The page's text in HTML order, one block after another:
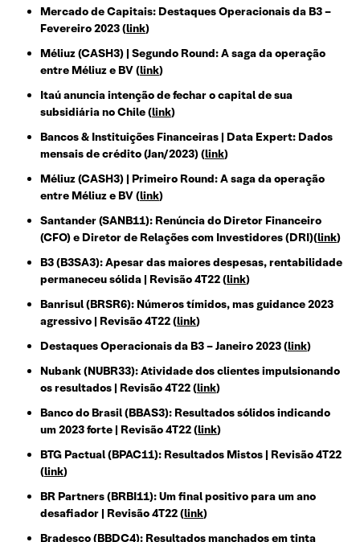
Mercado de Capitais: Destaques Operacionais da B3 –
Fevereiro 2023 (link)
Méliuz (CASH3) | Segundo Round: A saga da operação
entre Méliuz e BV (link)
Itaú anuncia intenção de fechar o capital de sua
subsidiária no Chile (link)
Bancos & Instituições Financeiras | Data Expert: Dados
mensais de crédito (Jan/2023) (link)
Méliuz (CASH3) | Primeiro Round: A saga da operação
entre Méliuz e BV (link)
Santander (SANB11): Renúncia do Diretor Financeiro
(CFO) e Diretor de Relações com Investidores (DRI)(link)
B3 (B3SA3): Apesar das maiores despesas, rentabilidade
permaneceu sólida | Revisão 4T22 (link)
Banrisul (BRSR6): Números tímidos, mas guidance 2023
agressivo | Revisão 4T22 (link)
Destaques Operacionais da B3 – Janeiro 2023 (link)
Nubank (NUBR33): Atividade dos clientes impulsionando
os resultados | Revisão 4T22 (link)
Banco do Brasil (BBAS3): Resultados sólidos indicando
um 2023 forte | Revisão 4T22 (link)
BTG Pactual (BPAC11): Resultados Mistos | Revisão 4T22
(link)
BR Partners (BRBI11): Um final positivo para um ano
desafiador | Revisão 4T22 (link)
Bradesco (BBDC4): Resultados manchados em tinta